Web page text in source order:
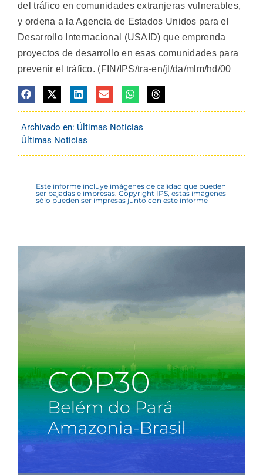
del tráfico en comunidades extranjeras vulnerables,
y ordena a la Agencia de Estados Unidos para el
Desarrollo Internacional (USAID) que emprenda
proyectos de desarrollo en esas comunidades para
prevenir el tráfico. (FIN/IPS/tra-en/jl/da/mlm/hd/00
Archivado en: Últimas Noticias
Últimas Noticias
Este informe incluye imágenes de calidad que pueden
ser bajadas e impresas. Copyright IPS, estas imágenes
sólo pueden ser impresas junto con este informe